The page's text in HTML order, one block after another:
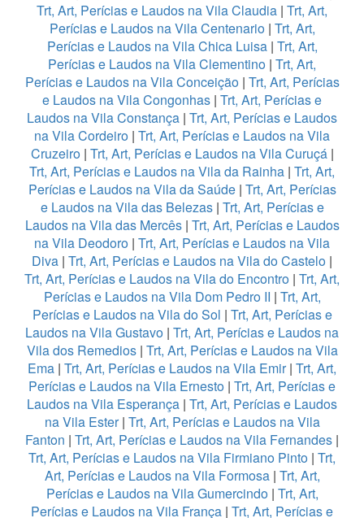
Trt, Art, Perícias e Laudos na Vila Claudia | Trt, Art,
Perícias e Laudos na Vila Centenario| Trt, Art,
Perícias e Laudos na Vila Chica Luisa | Trt, Art,
Perícias e Laudos na Vila Clementino | Trt, Art,
Perícias e Laudos na Vila Conceição| Trt, Art, Perícias
e Laudos na Vila Congonhas | Trt, Art, Perícias e
Laudos na Vila Constança | Trt, Art, Perícias e Laudos
na Vila Cordeiro | Trt, Art, Perícias e Laudos na Vila
Cruzeiro | Trt, Art, Perícias e Laudos na Vila Curuçá |
Trt, Art, Perícias e Laudos na Vila da Rainha | Trt, Art,
Perícias e Laudos na Vila da Saúde| Trt, Art, Perícias
e Laudos na Vila das Belezas| Trt, Art, Perícias e
Laudos na Vila das Mercês| Trt, Art, Perícias e Laudos
na Vila Deodoro | Trt, Art, Perícias e Laudos na Vila
Diva | Trt, Art, Perícias e Laudos na Vila do Castelo |
Trt, Art, Perícias e Laudos na Vila do Encontro | Trt, Art,
Perícias e Laudos na Vila Dom Pedro II | Trt, Art,
Perícias e Laudos na Vila do Sol | Trt, Art, Perícias e
Laudos na Vila Gustavo | Trt, Art, Perícias e Laudos na
Vila dos Remedios| Trt, Art, Perícias e Laudos na Vila
Ema | Trt, Art, Perícias e Laudos na Vila Emir| Trt, Art,
Perícias e Laudos na Vila Ernesto | Trt, Art, Perícias e
Laudos na Vila Esperança | Trt, Art, Perícias e Laudos
na Vila Ester| Trt, Art, Perícias e Laudos na Vila
Fanton | Trt, Art, Perícias e Laudos na Vila Fernandes |
Trt, Art, Perícias e Laudos na Vila Firmiano Pinto | Trt,
Art, Perícias e Laudos na Vila Formosa| Trt, Art,
Perícias e Laudos na Vila Gumercindo| Trt, Art,
Perícias e Laudos na Vila França | Trt, Art, Perícias e